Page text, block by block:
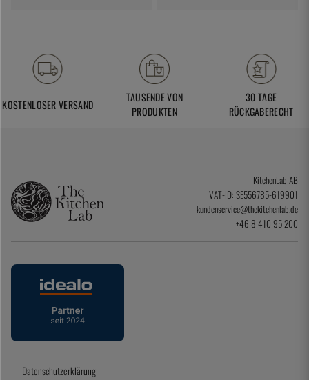
KOSTENLOSER VERSAND
TAUSENDE VON
PRODUKTEN
30 TAGE
RÜCKGABERECHT
KitchenLab AB
VAT-ID: SE556785-619901
kundenservice@thekitchenlab.de
+46 8 410 95 200
Datenschutzerklärung